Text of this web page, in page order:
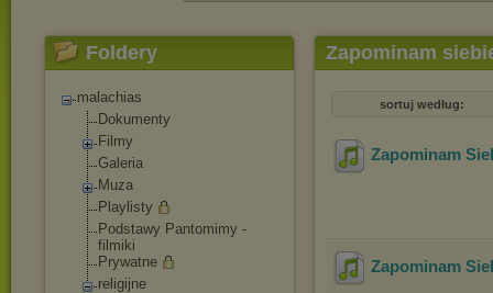
Foldery
malachias
Dokumenty
Filmy
Galeria
Muza
Playlisty
Podstawy Pantomimy -
filmiki
Prywatne
religijne
Zapominam
sortuj według:
Zapominam
Zapominam